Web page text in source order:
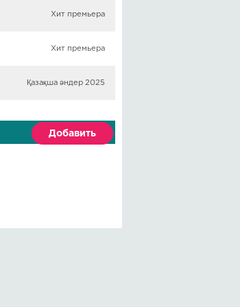
Хит премьера
Хит премьера
Қазақша әндер 2025
Добавить